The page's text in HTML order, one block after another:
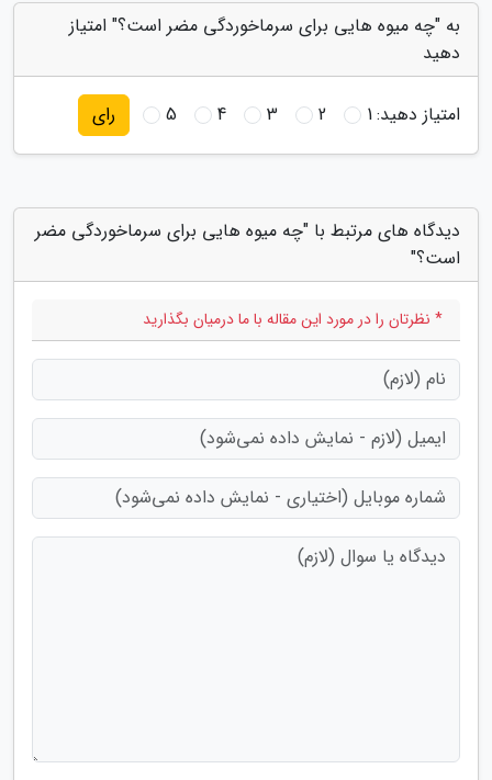
به "چه میوه هایی برای سرماخوردگی مضر است؟" امتیاز
دهید
امتیاز دهید:1
2
3
4
5 رای
دیدگاه های مرتبط با "چه میوه هایی برای سرماخوردگی مضر
است؟"
* نظرتان را در مورد این مقاله با ما درمیان بگذارید